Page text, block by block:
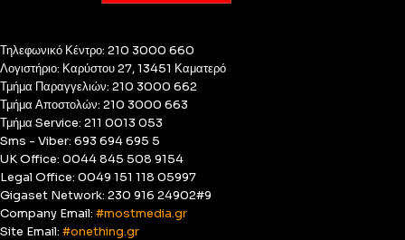
Τηλεφωνικό Κέντρο: 210 3000 660
Λογιστήριο: Καρύστου 27, 13451 Καματερό
Τμήμα Παραγγελιών: 210 3000 662
Τμήμα Αποστολών: 210 3000 663
Τμήμα Service: 211 0013 053
Sms - Viber: 693 694 695 5
UK Office: 0044 845 508 9154
Legal Office: 0049 151 118 05997
Gigaset Network: 230 916 24902#9
Company Email: #mostmedia.gr
Site Email: #onething.gr